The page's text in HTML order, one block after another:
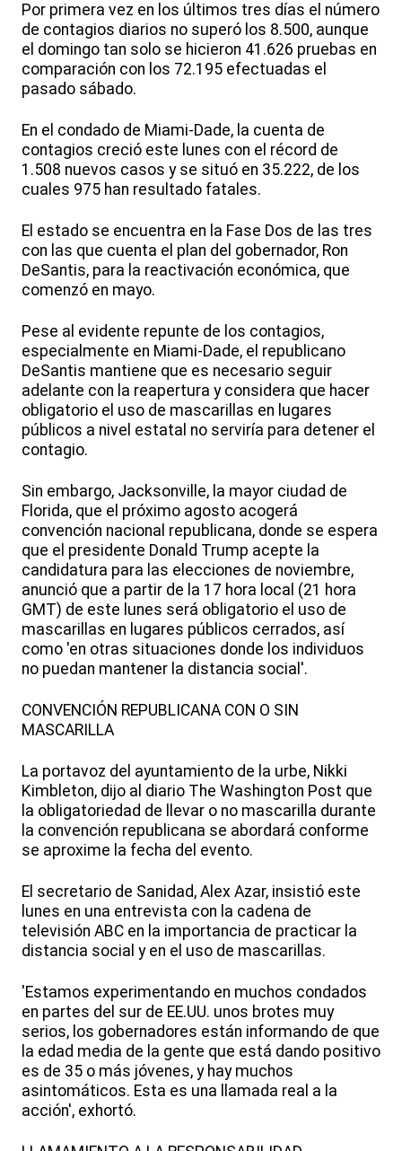
Por primera vez en los últimos tres días el número
de contagios diarios no superó los 8.500, aunque
el domingo tan solo se hicieron 41.626 pruebas en
comparación con los 72.195 efectuadas el
pasado sábado.
En el condado de Miami-Dade, la cuenta de
contagios creció este lunes con el récord de
1.508 nuevos casos y se situó en 35.222, de los
cuales 975 han resultado fatales.
El estado se encuentra en la Fase Dos de las tres
con las que cuenta el plan del gobernador, Ron
DeSantis, para la reactivación económica, que
comenzó en mayo.
Pese al evidente repunte de los contagios,
especialmente en Miami-Dade, el republicano
DeSantis mantiene que es necesario seguir
adelante con la reapertura y considera que hacer
obligatorio el uso de mascarillas en lugares
públicos a nivel estatal no serviría para detener el
contagio.
Sin embargo, Jacksonville, la mayor ciudad de
Florida, que el próximo agosto acogerá
convención nacional republicana, donde se espera
que el presidente Donald Trump acepte la
candidatura para las elecciones de noviembre,
anunció que a partir de la 17 hora local (21 hora
GMT) de este lunes será obligatorio el uso de
mascarillas en lugares públicos cerrados, así
como 'en otras situaciones donde los individuos
no puedan mantener la distancia social'.
CONVENCIÓN REPUBLICANA CON O SIN
MASCARILLA
La portavoz del ayuntamiento de la urbe, Nikki
Kimbleton, dijo al diario The Washington Post que
la obligatoriedad de llevar o no mascarilla durante
la convención republicana se abordará conforme
se aproxime la fecha del evento.
El secretario de Sanidad, Alex Azar, insistió este
lunes en una entrevista con la cadena de
televisión ABC en la importancia de practicar la
distancia social y en el uso de mascarillas.
'Estamos experimentando en muchos condados
en partes del sur de EE.UU. unos brotes muy
serios, los gobernadores están informando de que
la edad media de la gente que está dando positivo
es de 35 o más jóvenes, y hay muchos
asintomáticos. Esta es una llamada real a la
acción', exhortó.